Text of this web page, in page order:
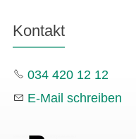
Kontakt
034 420 12 12
E-Mail schreiben